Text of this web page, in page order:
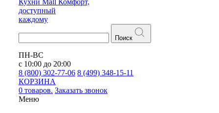
Кухни Mall Комфорт,
доступный
каждому
Поиск
ПН-ВС
с 10:00 до 20:00
8 (800) 302-77-06 8 (499) 348-15-11
КОРЗИНА
0 товаров. Заказать звонок
Меню